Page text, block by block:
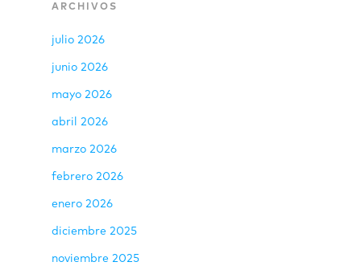
ARCHIVOS
julio 2026
junio 2026
mayo 2026
abril 2026
marzo 2026
febrero 2026
enero 2026
diciembre 2025
noviembre 2025